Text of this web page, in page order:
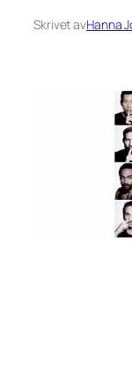
Skrivet avHanna